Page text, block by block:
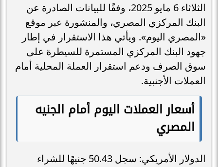
الثلاثاء 6 مايو 2025، وفقًا للبيانات الصادرة عن
البنك المركزي المصري، والمنشورة عبر موقع
«المصري اليوم». ويأتي هذا الاستقرار في إطار
جهود البنك المركزي المستمرة للسيطرة على
سوق الصرف ودعم استقرار العملة المحلية أمام
العملات الأجنبية.
أسعار العملات اليوم أمام الجنيه
المصري
الدولار الأمريكي: سجل 50.43 جنيهًا للشراء